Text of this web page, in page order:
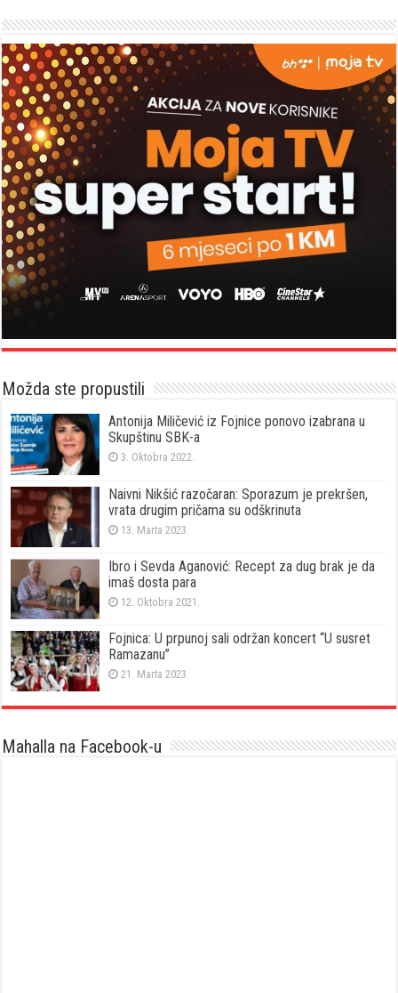
Možda ste propustili
Antonija Miličević iz Fojnice ponovo izabrana u
Skupštinu SBK-a
3. Oktobra 2022.
Naivni Nikšić razočaran: Sporazum je prekršen,
vrata drugim pričama su odškrinuta
13. Marta 2023.
Ibro i Sevda Aganović: Recept za dug brak je da
imaš dosta para
12. Oktobra 2021.
Fojnica: U prpunoj sali održan koncert “U susret
Ramazanu”
21. Marta 2023.
Mahalla na Facebook-u